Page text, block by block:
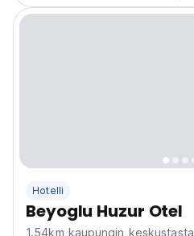
Hotelli
Beyoglu Huzur Otel
1.54km kaupungin keskustasta